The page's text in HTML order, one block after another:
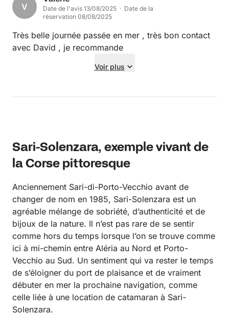
V
Date de l'avis 13/08/2025 · Date de la
réservation 08/08/2025
Très belle journée passée en mer , très bon contact
avec David , je recommande
Voir plus
Sari-Solenzara, exemple vivant de
la Corse pittoresque
Anciennement Sari-di-Porto-Vecchio avant de
changer de nom en 1985, Sari-Solenzara est un
agréable mélange de sobriété, d’authenticité et de
bijoux de la nature. Il n’est pas rare de se sentir
comme hors du temps lorsque l’on se trouve comme
ici à mi-chemin entre Aléria au Nord et Porto-
Vecchio au Sud. Un sentiment qui va rester le temps
de s’éloigner du port de plaisance et de vraiment
débuter en mer la prochaine navigation, comme
celle liée à une location de catamaran à Sari-
Solenzara.